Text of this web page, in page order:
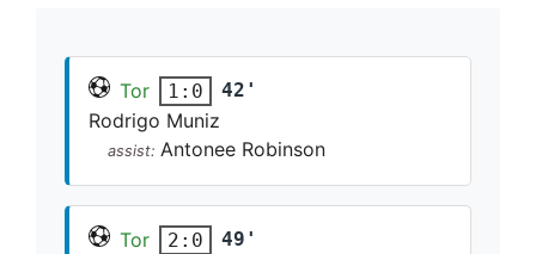
Tor 1:0 42'
Rodrigo Muniz
assist: Antonee Robinson
Tor 2:0 49'